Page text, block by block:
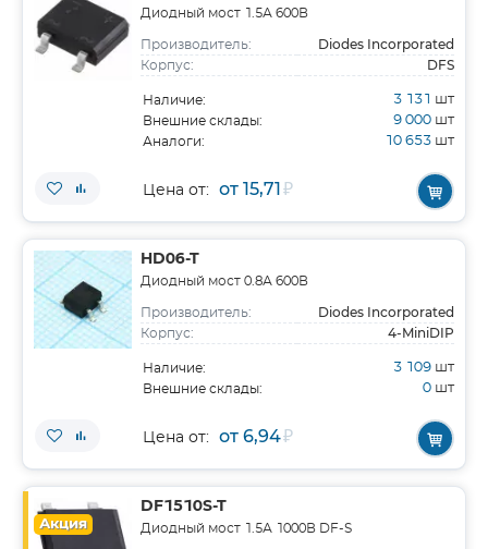
Диодный мост 1.5А 600В
Производитель: Diodes Incorporated
Корпус: DFS
Наличие: 3 131 шт
Внешние склады: 9 000 шт
Аналоги: 10 653 шт
Цена от: от 15,71₽
HD06-T
Диодный мост 0.8А 600В
Производитель: Diodes Incorporated
Корпус: 4-MiniDIP
Наличие: 3 109 шт
Внешние склады: 0 шт
Цена от: от 6,94₽
Акция
DF1510S-T
Диодный мост 1.5А 1000В DF-S